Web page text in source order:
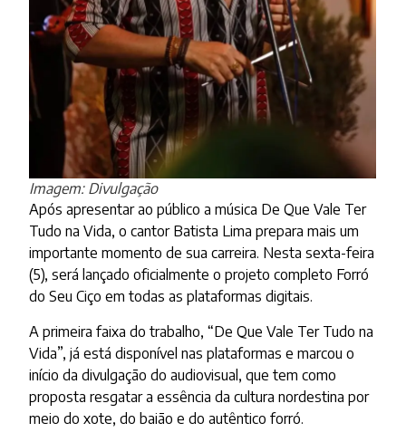
Imagem: Divulgação
Após apresentar ao público a música De Que Vale Ter
Tudo na Vida, o cantor Batista Lima prepara mais um
importante momento de sua carreira. Nesta sexta-feira
(5), será lançado oficialmente o projeto completo Forró
do Seu Ciço em todas as plataformas digitais.
A primeira faixa do trabalho, “De Que Vale Ter Tudo na
Vida”, já está disponível nas plataformas e marcou o
início da divulgação do audiovisual, que tem como
proposta resgatar a essência da cultura nordestina por
meio do xote, do baião e do autêntico forró.